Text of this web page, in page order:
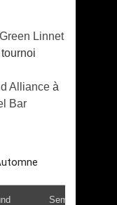
Green Linnet
Alliance à
Bar